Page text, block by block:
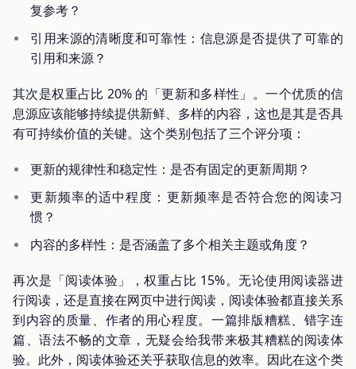
复参考？
引用来源的清晰度和可靠性：信息源是否提供了可靠的
引用和来源？
其次是权重占比 20% 的「更新和多样性」。一个优质的信
息源应该能够持续提供新鲜、多样的内容，这也是其是否具
有可持续价值的关键。这个类别包括了三个评分项：
更新的规律性和稳定性：是否有固定的更新周期？
更新频率的适中程度：更新频率是否符合您的阅读习
惯？
内容的多样性：是否涵盖了多个相关主题或角度？
再次是「阅读体验」，权重占比 15%。无论使用阅读器进
行阅读，还是直接在网页中进行阅读，阅读体验都直接关系
到内容的质量、作者的用心程度。一篇排版糟糕、错字连
篇、语法不畅的文章，无疑会给我带来极其糟糕的阅读体
验。此外，阅读体验还关乎获取信息的效率。因此在这个类